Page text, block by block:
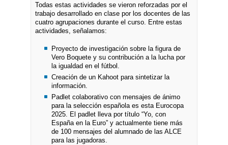
Todas estas actividades se vieron reforzadas por el
trabajo desarrollado en clase por los docentes de las
cuatro agrupaciones durante el curso. Entre estas
actividades, señalamos:
Proyecto de investigación sobre la figura de
Vero Boquete y su contribución a la lucha por
la igualdad en el fútbol.
Creación de un Kahoot para sintetizar la
información.
Padlet colaborativo con mensajes de ánimo
para la selección española es esta Eurocopa
2025. El padlet lleva por título “Yo, con
España en la Euro” y actualmente tiene más
de 100 mensajes del alumnado de las ALCE
para las jugadoras.